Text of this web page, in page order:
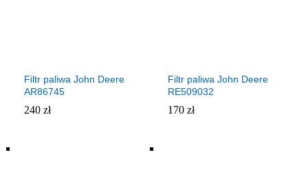
Filtr paliwa John Deere
AR86745
240 zł
Filtr paliwa John Deere
RE509032
170 zł